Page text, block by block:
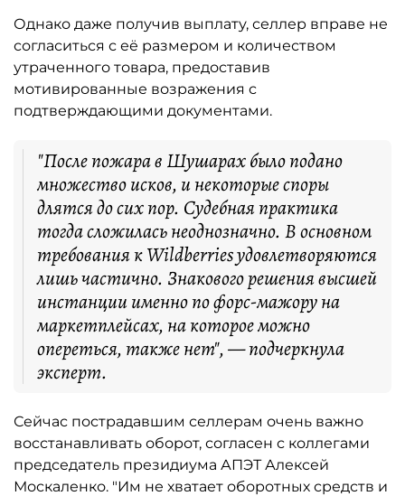
Однако даже получив выплату, селлер вправе не
согласиться с её размером и количеством
утраченного товара, предоставив
мотивированные возражения с
подтверждающими документами.
"После пожара в Шушарах было подано
множество исков, и некоторые споры
длятся до сих пор. Судебная практика
тогда сложилась неоднозначно. В основном
требования к Wildberries удовлетворяются
лишь частично. Знакового решения высшей
инстанции именно по форс-мажору на
маркетплейсах, на которое можно
опереться, также нет", — подчеркнула
эксперт.
Сейчас пострадавшим селлерам очень важно
восстанавливать оборот, согласен с коллегами
председатель президиума АПЭТ Алексей
Москаленко. "Им не хватает оборотных средств и